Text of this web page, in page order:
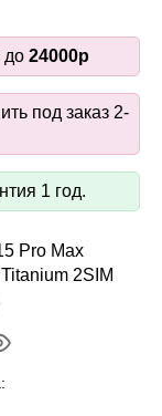
до 24000р
под заказ 2-
1 год.
Pro Max
2SIM